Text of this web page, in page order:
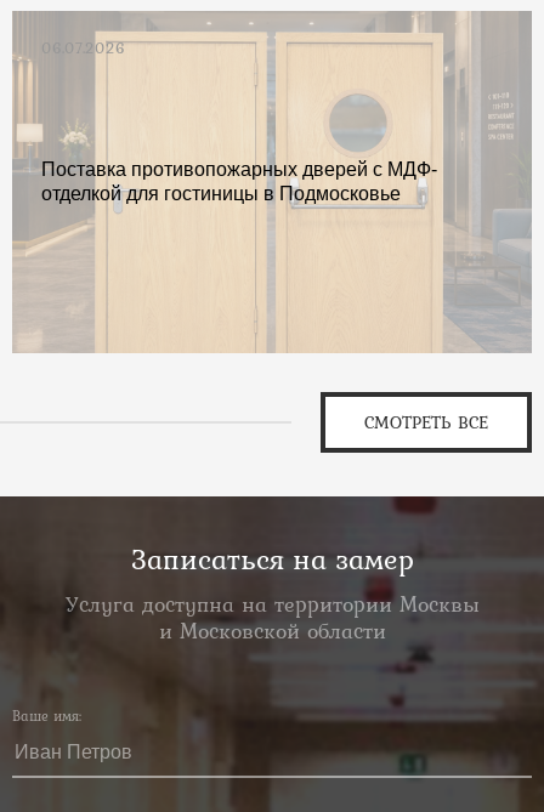
06.07.2026
Поставка противопожарных дверей с МДФ-
отделкой для гостиницы в Подмосковье
СМОТРЕТЬ ВСЕ
Записаться на замер
Услуга доступна на территории Москвы
и Московской области
Ваше имя: